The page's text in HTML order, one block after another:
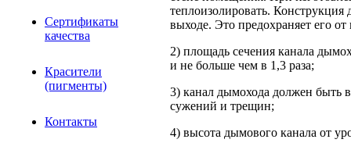
Сертификаты
качества
Красители
(пигменты)
Контакты
теплоизолировать. Конструкция
выходе. Это предохраняет его
2) площадь сечения канала
и не больше чем в 1,3 раза;
3) канал дымохода должен быть
сужений и трещин;
4) высота дымового канала от